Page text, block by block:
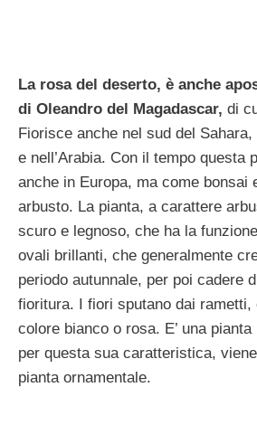
La rosa del deserto, è anche
di Oleandro del Magadascar, di
Fiorisce anche nel sud del
e nell’Arabia. Con il tempo questa
anche in Europa, ma come bonsai
arbusto. La pianta, a carattere
scuro e legnoso, che ha la
ovali brillanti, che generalmente
periodo autunnale, per poi cadere
fioritura. I fiori sputano dai rametti,
colore bianco o rosa. E’ una
per questa sua caratteristica,
pianta ornamentale.